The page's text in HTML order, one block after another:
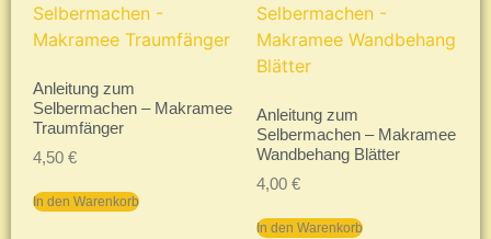
Anleitung zum
Selbermachen – Makramee
Traumfänger
4,50 €
In den Warenkorb
Anleitung zum
Selbermachen – Makramee
Wandbehang Blätter
4,00 €
In den Warenkorb